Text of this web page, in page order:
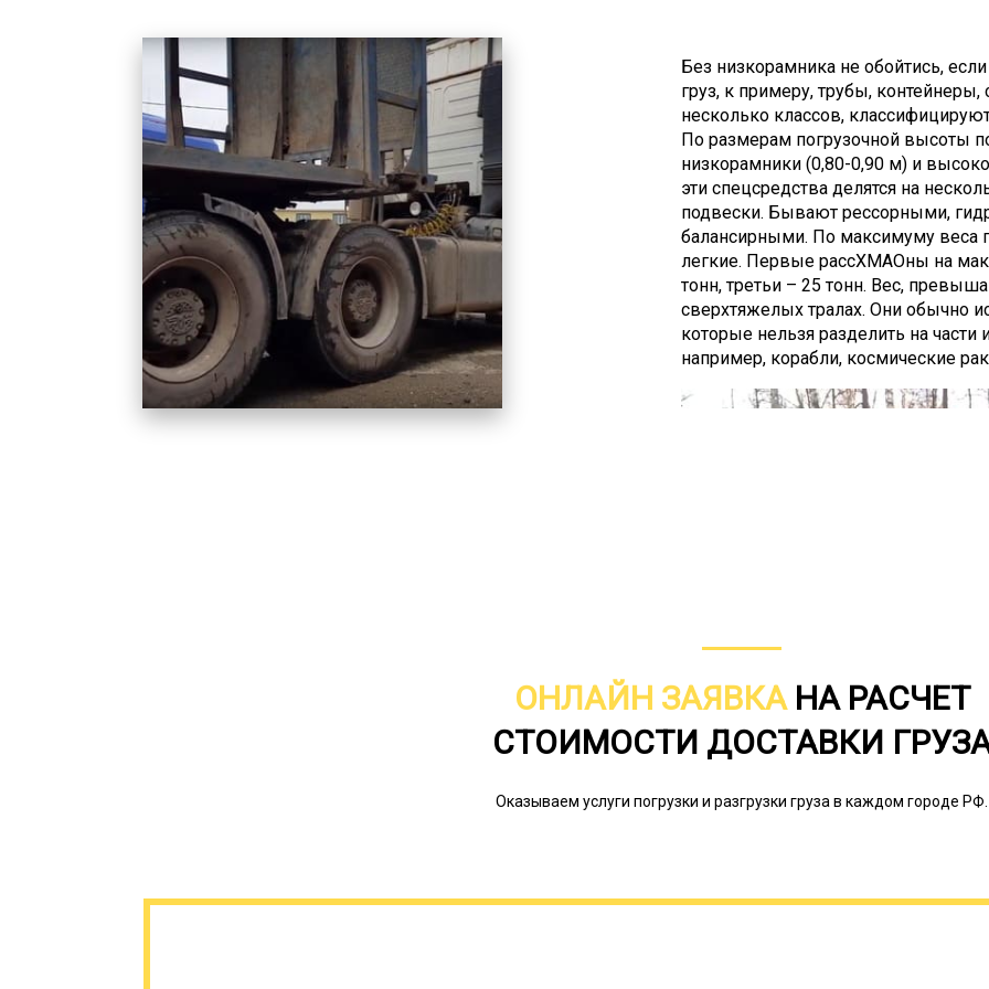
Без низкорамника не обойтись,
груз, к примеру, трубы,
несколько классов,
По размерам погрузочной высоты
низкорамники (0,80-0,90 м) и
эти спецсредства делятся на
подвески. Бывают рессорными,
балансирными. По максимуму веса
легкие. Первые рассХМАОны на
тонн, третьи – 25 тонн. Вес,
сверхтяжелых тралах. Они обычно
которые нельзя разделить на
например, корабли, космические
Транспортных компаний много, но
ОНЛАЙН ЗАЯВКАНА РАСЧЕТ
СТОИМОСТИ ДОСТАВКИ
Оказываем услуги погрузки и разгрузки груза в каждом городе РФ.